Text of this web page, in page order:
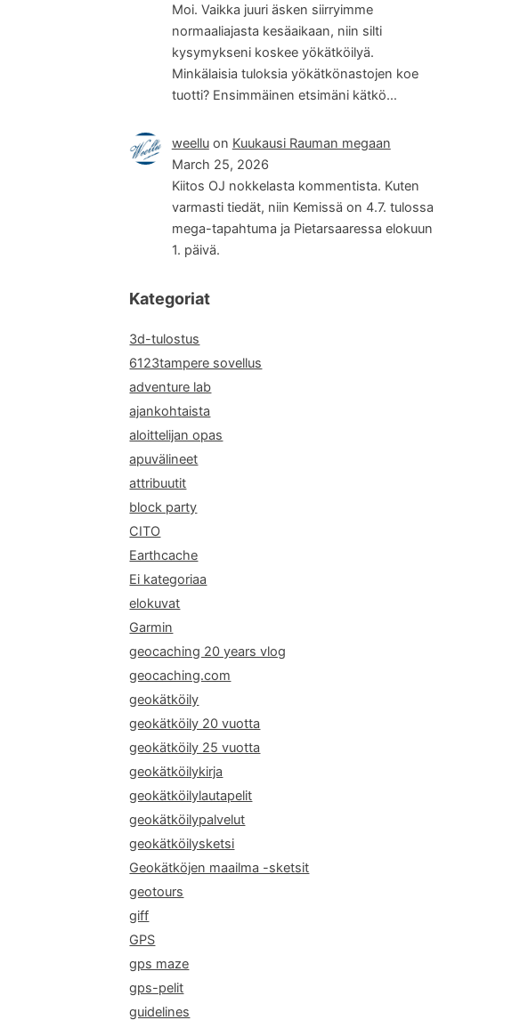
Moi. Vaikka juuri äsken siirryimme
normaaliajasta kesäaikaan, niin silti
kysymykseni koskee yökätköilyä.
Minkälaisia tuloksia yökätkönastojen koe
tuotti? Ensimmäinen etsimäni kätkö…
weelluon Kuukausi Rauman megaan
March 25, 2026
Kiitos OJ nokkelasta kommentista. Kuten
varmasti tiedät, niin Kemissä on 4.7. tulossa
mega-tapahtuma ja Pietarsaaressa elokuun
1. päivä.
Kategoriat
3d-tulostus
6123tampere sovellus
adventure lab
ajankohtaista
aloittelijan opas
apuvälineet
attribuutit
block party
CITO
Earthcache
Ei kategoriaa
elokuvat
Garmin
geocaching 20 years vlog
geocaching.com
geokätköily
geokätköily 20 vuotta
geokätköily 25 vuotta
geokätköilykirja
geokätköilylautapelit
geokätköilypalvelut
geokätköilysketsi
Geokätköjen maailma -sketsit
geotours
giff
GPS
gps maze
gps-pelit
guidelines